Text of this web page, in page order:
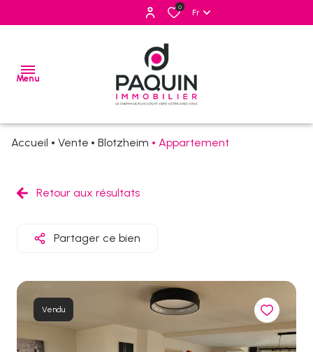
0
Fr
Menu
mail
Accueil Vente Blotzheim Appartement
Retour aux résultats
Partager ce bien
Vendu